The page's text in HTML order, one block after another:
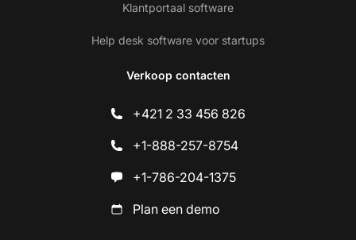
Klantportaal software
Help desk software voor startups
Verkoop contacten
+421 2 33 456 826
+1-888-257-8754
+1-786-204-1375
Plan een demo